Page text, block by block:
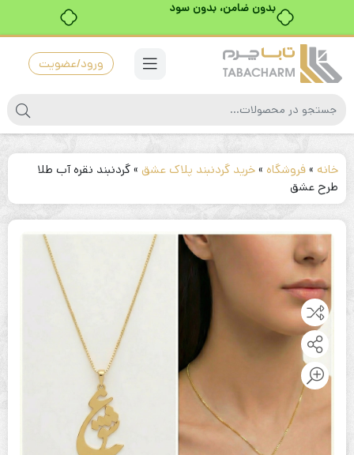
بدون ضامن، بدون سود
ورود/عضویت
خانه »فروشگاه »خرید گردنبند پلاک عشق »گردنبند نقره آب طلا
طرح عشق